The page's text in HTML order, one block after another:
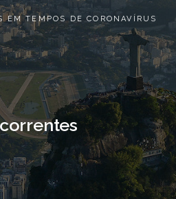
EM TEMPOS DE CORONAVÍRUS